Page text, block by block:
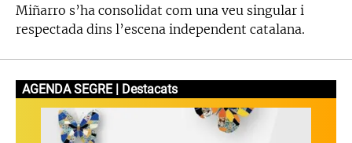
Miñarro s’ha consolidat com una veu singular i
respectada dins l’escena independent catalana.
AGENDA SEGRE | Destacats